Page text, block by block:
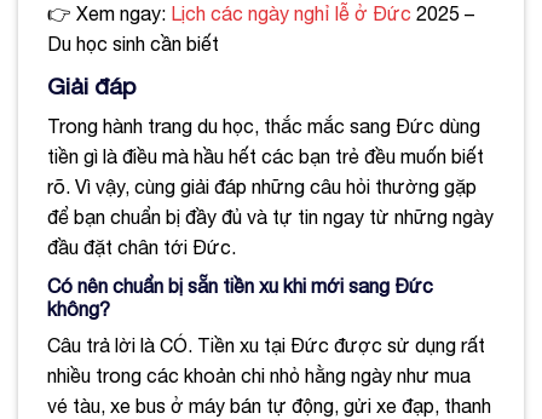
👉 Xem ngay: Lịch các ngày nghỉ lễ ở Đức 2025 –
Du học sinh cần biết
Giải đáp
Trong hành trang du học, thắc mắc sang Đức dùng
tiền gì là điều mà hầu hết các bạn trẻ đều muốn biết
rõ. Vì vậy, cùng giải đáp những câu hỏi thường gặp
để bạn chuẩn bị đầy đủ và tự tin ngay từ những ngày
đầu đặt chân tới Đức.
Có nên chuẩn bị sẵn tiền xu khi mới sang Đức
không?
Câu trả lời là CÓ. Tiền xu tại Đức được sử dụng rất
nhiều trong các khoản chi nhỏ hằng ngày như mua
vé tàu, xe bus ở máy bán tự động, gửi xe đạp, thanh